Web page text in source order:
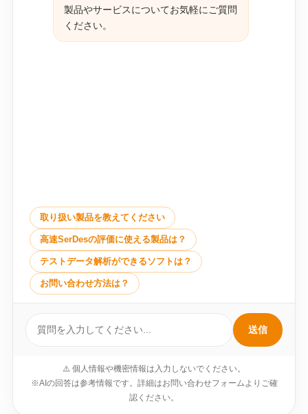
製品やサービスについてお気軽にご質問
ください。
取り扱い製品を教えてください
高速SerDesの評価に使える製品は？
テストデータ解析ができるソフトは？
お問い合わせ方法は？
送信
⚠️ 個人情報や機密情報は入力しないでください。
※AIの回答は参考情報です。詳細はお問い合わせフォームよりご確
認ください。